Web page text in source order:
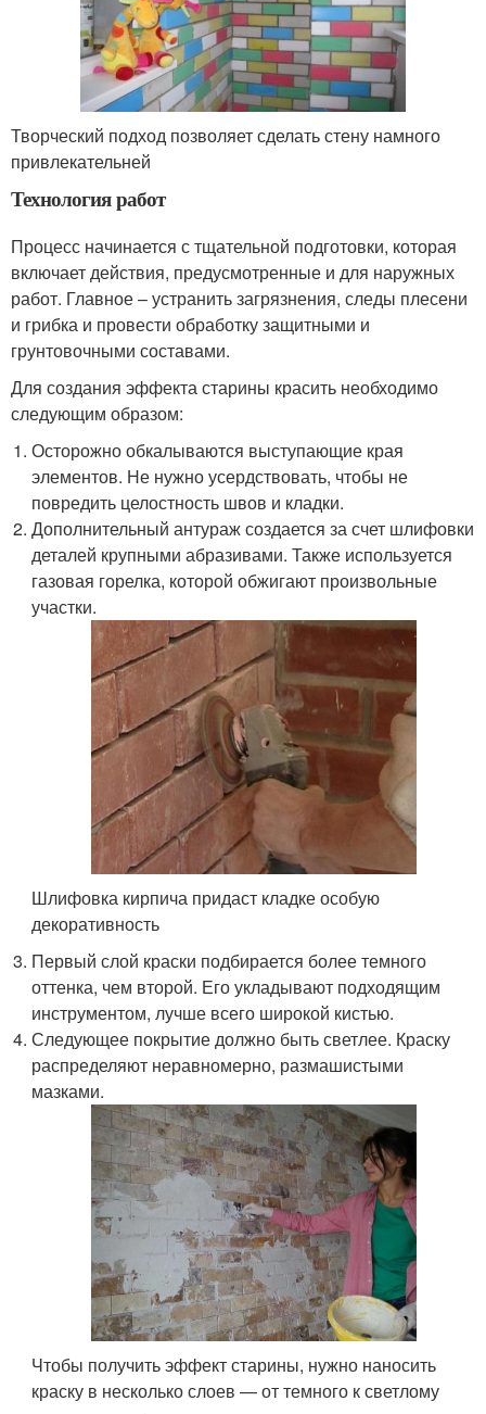
Творческий подход позволяет сделать стену намного
привлекательней
Технология работ
Процесс начинается с тщательной подготовки, которая
включает действия, предусмотренные и для наружных
работ. Главное – устранить загрязнения, следы плесени
и грибка и провести обработку защитными и
грунтовочными составами.
Для создания эффекта старины красить необходимо
следующим образом:
Осторожно обкалываются выступающие края
элементов. Не нужно усердствовать, чтобы не
повредить целостность швов и кладки.
Дополнительный антураж создается за счет шлифовки
деталей крупными абразивами. Также используется
газовая горелка, которой обжигают произвольные
участки.
Шлифовка кирпича придаст кладке особую
декоративность
Первый слой краски подбирается более темного
оттенка, чем второй. Его укладывают подходящим
инструментом, лучше всего широкой кистью.
Следующее покрытие должно быть светлее. Краску
распределяют неравномерно, размашистыми
мазками.
Чтобы получить эффект старины, нужно наносить
краску в несколько слоев — от темного к светлому